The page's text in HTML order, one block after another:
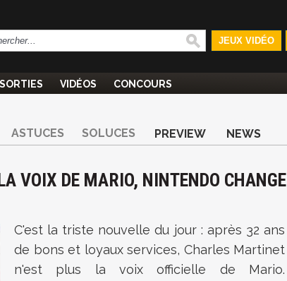
JEUX VIDÉO
SORTIES VIDÉOS CONCOURS
ASTUCES SOLUCES PREVIEW NEWS
VOIX DE MARIO, NINTENDO CHANGE
C'est la triste nouvelle du jour : après 32 ans
de bons et loyaux services, Charles Martinet
n'est plus la voix officielle de Mario.